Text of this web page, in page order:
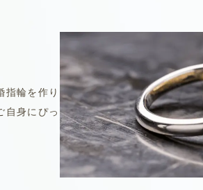
指輪を作り
自身にぴっ